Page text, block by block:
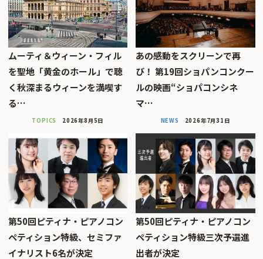
ムーティ＆ウィーン・フィル
を聖地「黄金のホール」で聴
く秋深まるウィーンを満喫す
る…
TOPICS 2026年8月5日
あの感動をスクリーンで再
び！ 第19回ショパンコンクー
ルの映画“ショパコンシネ
マ…
NEWS 2026年7月31日
第50回ピティナ・ピアノコン
ペティション特級、セミファ
イナリスト6名が決定
第50回ピティナ・ピアノコン
ペティション特級三次予選進
出者が決定